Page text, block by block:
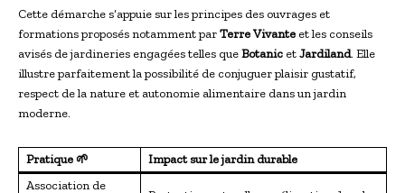
Cette démarche s’appuie sur les principes des ouvrages et
formations proposés notamment parTerre Vivante et les conseils
avisés de jardineries engagées telles queBotanic etJardiland. Elle
illustre parfaitement la possibilité de conjuguer plaisir gustatif,
respect de la nature et autonomie alimentaire dans un jardin
moderne.
Pratique 🌱
Impact sur le jardin durable
Association de